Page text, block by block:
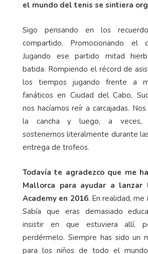
el mundo del tenis se sintiera
Sigo pensando en los
compartido. Promocionando el
Jugando ese partido mitad
batida. Rompiendo el récord de
los tiempos jugando frente a
fanáticos en Ciudad del Cabo,
nos hacíamos reír a carcajadas.
la cancha y luego, a veces,
sostenernos literalmente durante
entrega de trofeos.
Todavía te agradezco que me
Mallorca para ayudar a lanzar
Academy en 2016. En realidad,
Sabía que eras demasiado
insistir en que estuviera allí,
perdérmelo. Siempre has sido un
para los niños de todo el